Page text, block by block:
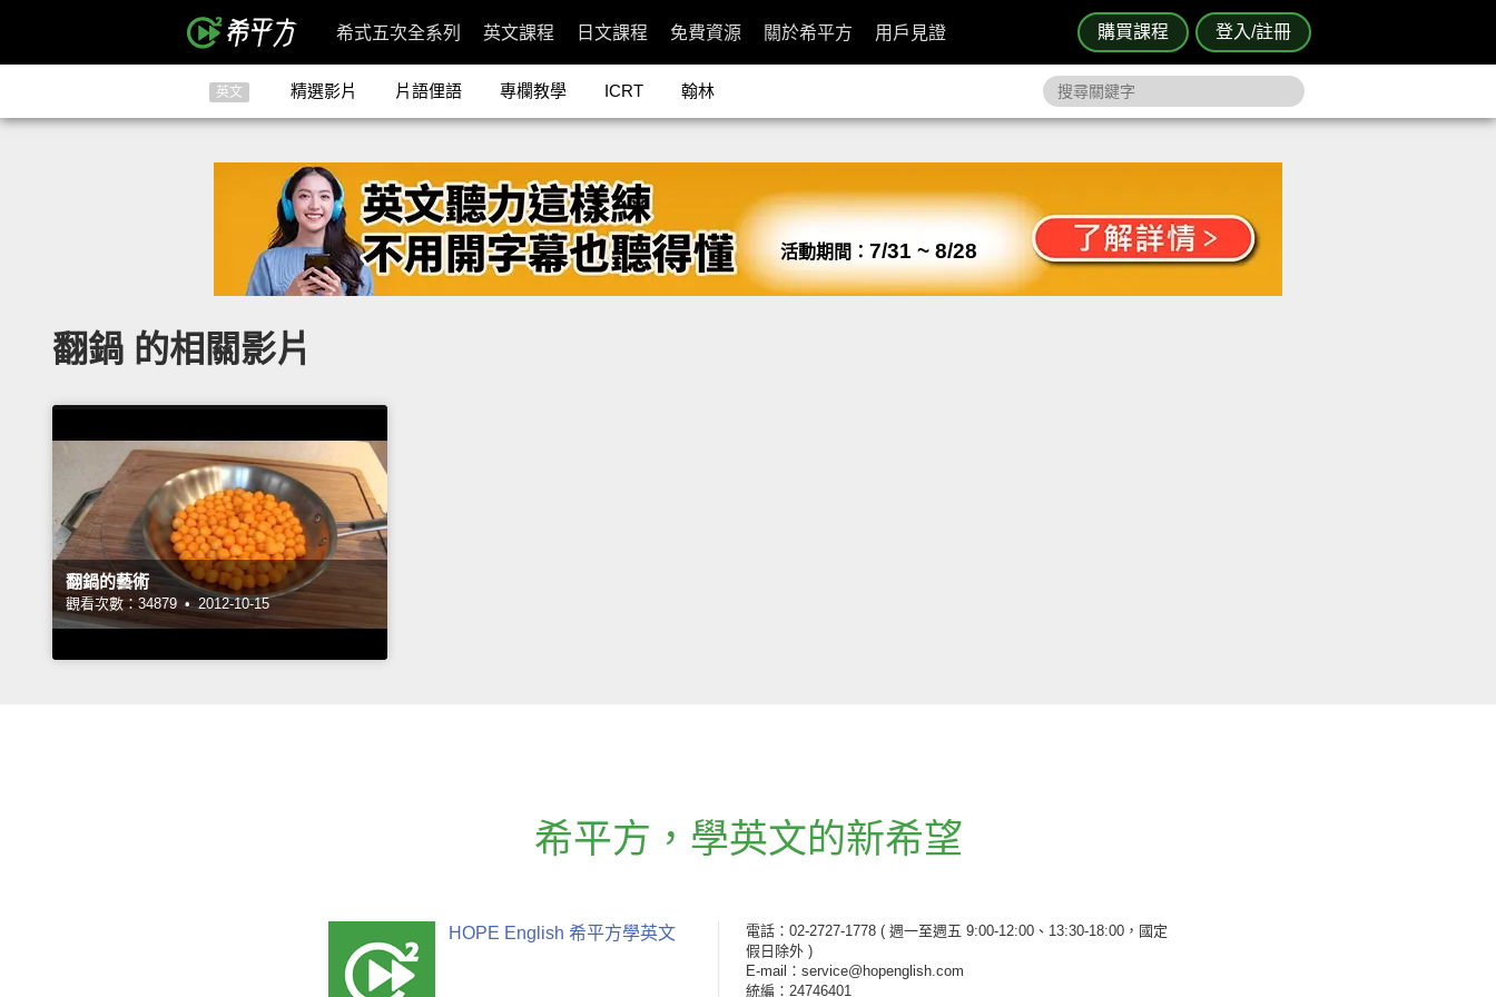
購買課程 登入/註冊
希式五次全系列 英文課程 日文課程 免費資源 關於希平方 用戶見證
英文 精選影片 片語俚語 專欄教學 ICRT 翰林
活動期間： 7/31 ~ 8/28
翻鍋 的相關影片
翻鍋的藝術
觀看次數：34879 • 2012-10-15
希平方 ， 學英文的新希望
HOPE English 希平方學英文 電話：02-2727-1778 ( 週一至週五 9:00-12:00、13:30-18:00，國定
假日除外 )
E-mail：service@hopenglish.com
統編：24746401